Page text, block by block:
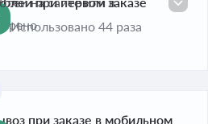
Использовано 44 раза
при заказе в мобильном